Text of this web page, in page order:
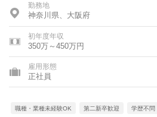
勤務地
神奈川県、大阪府
初年度年収
350万～450万円
雇用形態
正社員
職種・業種未経験OK 第二新卒歓迎 学歴不問